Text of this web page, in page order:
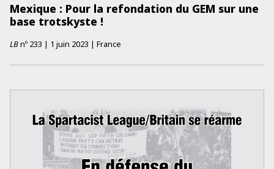
Mexique : Pour la refondation du GEM sur une
base trotskyste !
LBnº 233 | 1 juin 2023 | France